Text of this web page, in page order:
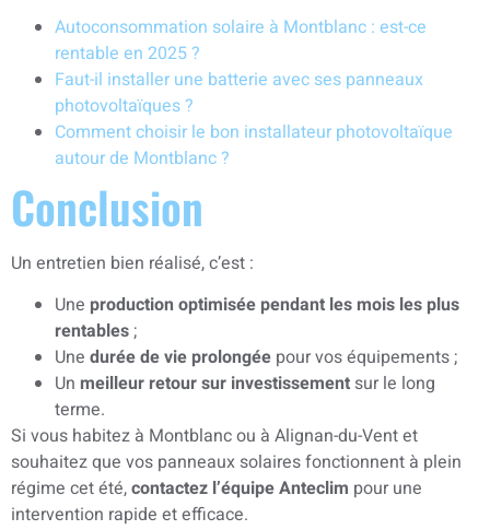
Autoconsommation solaire à Montblanc : est-ce
rentable en 2025 ?
Faut-il installer une batterie avec ses panneaux
photovoltaïques ?
Comment choisir le bon installateur photovoltaïque
autour de Montblanc ?
Conclusion
Un entretien bien réalisé, c’est :
Une production optimisée pendant les mois les plus
rentables;
Une durée de vie prolongée pour vos équipements ;
Un meilleur retour sur investissement sur le long
terme.
Si vous habitez à Montblanc ou à Alignan-du-Vent et
souhaitez que vos panneaux solaires fonctionnent à plein
régime cet été,contactez l’équipe Anteclim pour une
intervention rapide et efficace.